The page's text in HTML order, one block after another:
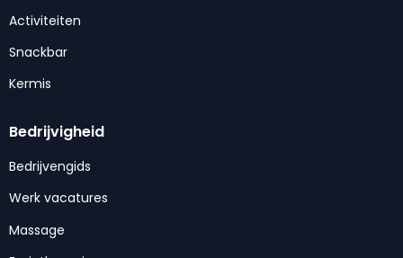
Activiteiten
Snackbar
Kermis
Bedrijvigheid
Bedrijvengids
Werk vacatures
Massage